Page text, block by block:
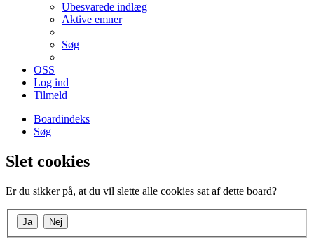
Ubesvarede indlæg
Aktive emner
Søg
OSS
Log ind
Tilmeld
Boardindeks
Søg
Slet cookies
Er du sikker på, at du vil slette alle cookies sat af dette board?